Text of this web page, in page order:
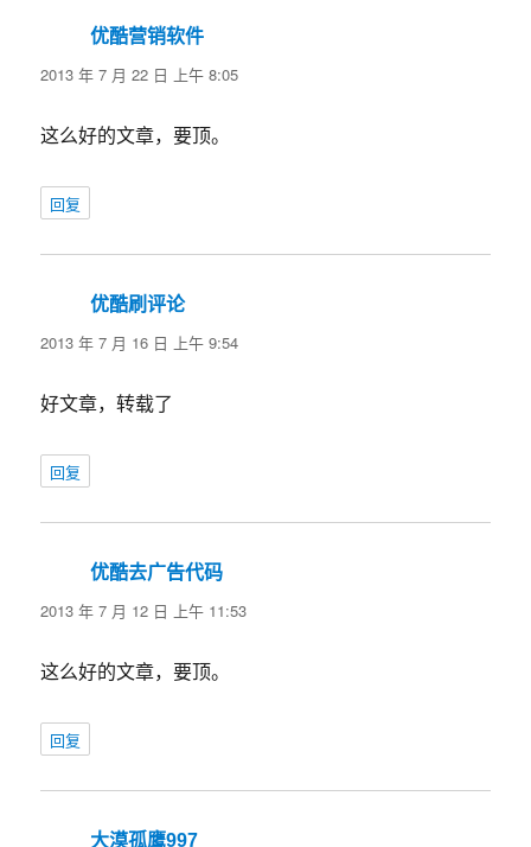
优酷营销软件
道：
2013 年 7 月 22 日 上午 8:05
这么好的文章，要顶。
回复
优酷刷评论说
道：
2013 年 7 月 16 日 上午 9:54
好文章，转载了
回复
优酷去广告代码
道：
2013 年 7 月 12 日 上午 11:53
这么好的文章，要顶。
回复
大漠孤鹰997